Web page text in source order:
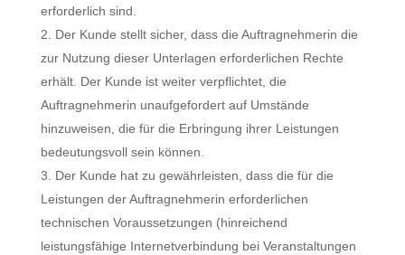
erforderlich sind.
Der Kunde stellt sicher, dass die Auftragnehmerin die
zur Nutzung dieser Unterlagen erforderlichen Rechte
erhält. Der Kunde ist weiter verpflichtet, die
Auftragnehmerin unaufgefordert auf Umstände
hinzuweisen, die für die Erbringung ihrer Leistungen
bedeutungsvoll sein können.
Der Kunde hat zu gewährleisten, dass die für die
Leistungen der Auftragnehmerin erforderlichen
technischen Voraussetzungen (hinreichend
leistungsfähige Internetverbindung bei Veranstaltungen